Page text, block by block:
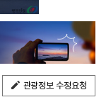
관광정보 수정요청